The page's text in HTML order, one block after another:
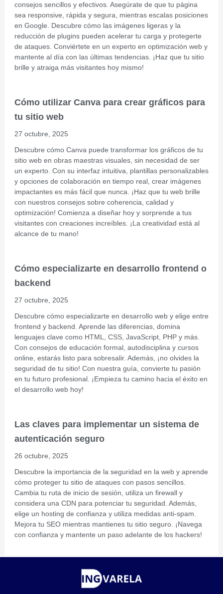
consejos sencillos y efectivos. Asegúrate de que tu página
sea responsive, rápida y segura, mientras escalas posiciones
en Google. Descubre cómo las imágenes ligeras y la
reducción de plugins pueden acelerar tu carga y protegerte
de ataques. Conviértete en un experto en optimización web y
mantente al día con las últimas tendencias. ¡Haz que tu sitio
brille y atraiga más visitantes hoy mismo!
Cómo utilizar Canva para crear gráficos para
tu sitio web
27 octubre, 2025
Descubre cómo Canva puede transformar los gráficos de tu
sitio web en obras maestras visuales, sin necesidad de ser
un experto. Con su interfaz intuitiva, plantillas personalizables
y opciones de colaboración en tiempo real, crear imágenes
impactantes es más fácil que nunca. ¡Haz que tu web brille
con nuestros consejos sobre coherencia, calidad y
optimización! Comienza a diseñar hoy y sorprende a tus
visitantes con creaciones increíbles. ¡La creatividad está al
alcance de tu mano!
Cómo especializarte en desarrollo frontend o
backend
27 octubre, 2025
Descubre cómo especializarte en desarrollo web y elige entre
frontend y backend. Aprende las diferencias, domina
lenguajes clave como HTML, CSS, JavaScript, PHP y más.
Con consejos de educación formal, autodisciplina y cursos
online, estarás listo para sobresalir. Además, ¡no olvides la
seguridad de tu sitio! Con nuestra guía, convierte tu pasión
en tu futuro profesional. ¡Empieza tu camino hacia el éxito en
el desarrollo web hoy!
Las claves para implementar un sistema de
autenticación seguro
26 octubre, 2025
Descubre la importancia de la seguridad en la web y aprende
cómo proteger tu sitio de ataques con pasos sencillos.
Cambia tu ruta de inicio de sesión, utiliza un firewall y
considera una CDN para potenciar tu seguridad. Además,
elige un hosting de confianza y utiliza medidas anti-spam.
Mejora tu SEO mientras mantienes tu sitio seguro. ¡Navega
con confianza y mantente un paso adelante de los hackers!